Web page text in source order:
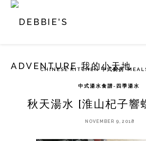
CHINESE KITCHEN 中式廚房
中式湯水食譜-四季湯水
秋天湯水 [淮山杞子響
NOVEMBER 9, 2018